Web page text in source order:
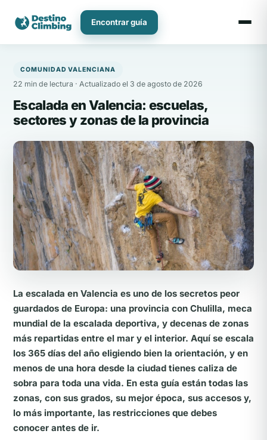
contenido
Encontrar guía
COMUNIDAD VALENCIANA
22 min de lectura · Actualizado el 3 de agosto de 2026
Escalada en Valencia: escuelas,
sectores y zonas de la provincia
La escalada en Valencia es uno de los secretos peor
guardados de Europa: una provincia con Chulilla, meca
mundial de la escalada deportiva, y decenas de zonas
más repartidas entre el mar y el interior. Aquí se escala
los 365 días del año eligiendo bien la orientación, y en
menos de una hora desde la ciudad tienes caliza de
sobra para toda una vida. En esta guía están todas las
zonas, con sus grados, su mejor época, sus accesos y,
lo más importante, las restricciones que debes
conocer antes de ir.